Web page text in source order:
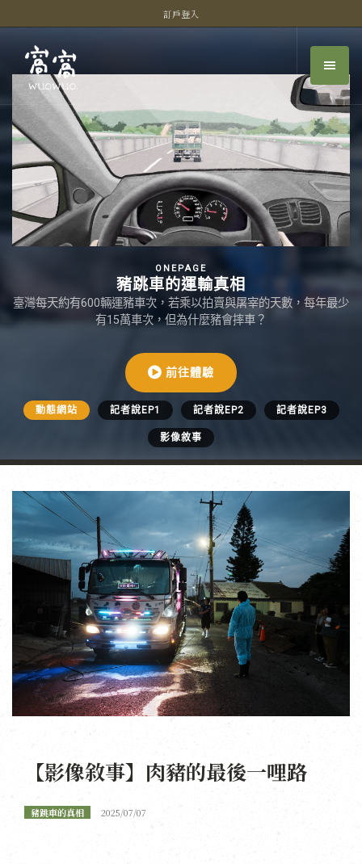
訂戶登入
ONEPAGE
豬跳車的運輸真相
臺灣每天約有600輛運豬車次，若乘以拍賣與屠宰的天數，每年最少
有15萬車次，但為什麼豬會摔車？
前往體驗
動態網站 記者說EP1 記者說EP2 記者說EP3
影像敘事
【影像敘事】肉豬的最後一哩路
豬跳車的真相 2025/07/07